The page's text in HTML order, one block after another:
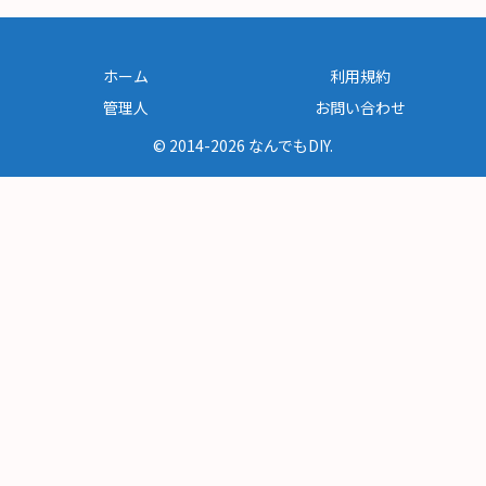
ホーム
利用規約
管理人
お問い合わせ
© 2014-2026 なんでもDIY.